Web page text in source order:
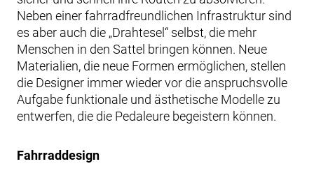
Neben einer fahrradfreundlichen Infrastruktur sind
es aber auch die „Drahtesel“ selbst, die mehr
Menschen in den Sattel bringen können. Neue
Materialien, die neue Formen ermöglichen, stellen
die Designer immer wieder vor die anspruchsvolle
Aufgabe funktionale und ästhetische Modelle zu
entwerfen, die die Pedaleure begeistern können.
Fahrraddesign